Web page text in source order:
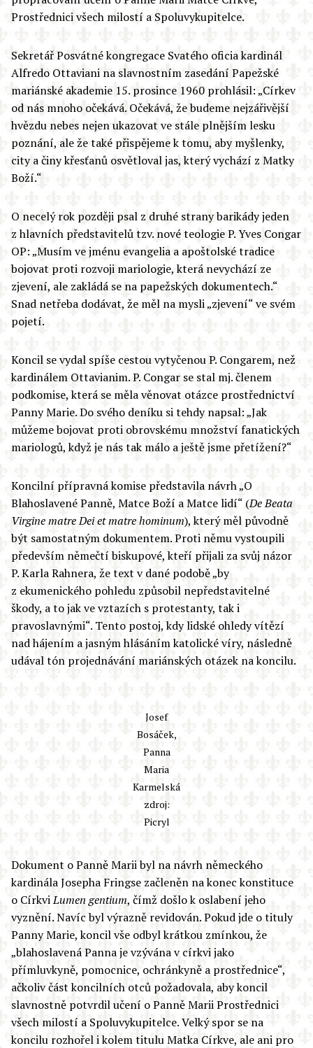
Prostřednici všech milostí a Spoluvykupitelce.
Sekretář Posvátné kongregace Svatého oficia kardinál
Alfredo Ottaviani na slavnostním zasedání Papežské
mariánské akademie 15. prosince 1960 prohlásil: „Církev
od nás mnoho očekává. Očekává, že budeme nejzářivější
hvězdu nebes nejen ukazovat ve stále plnějším lesku
poznání, ale že také přispějeme k tomu, aby myšlenky,
city a činy křesťanů osvětloval jas, který vychází z Matky
Boží.“
O necelý rok později psal z druhé strany barikády jeden
z hlavních představitelů tzv. nové teologie P. Yves Congar
OP: „Musím ve jménu evangelia a apoštolské tradice
bojovat proti rozvoji mariologie, která nevychází ze
zjevení, ale zakládá se na papežských dokumentech.“
Snad netřeba dodávat, že měl na mysli „zjevení“ ve svém
pojetí.
Koncil se vydal spíše cestou vytyčenou P. Congarem, než
kardinálem Ottavianim. P. Congar se stal mj. členem
podkomise, která se měla věnovat otázce prostřednictví
Panny Marie. Do svého deníku si tehdy napsal: „Jak
můžeme bojovat proti obrovskému množství fanatických
mariologů, když je nás tak málo a ještě jsme přetížení?“
Koncilní přípravná komise představila návrh „O
Blahoslavené Panně, Matce Boží a Matce lidí“ (De Beata
Virgine matre Dei et matre hominum), který měl původně
být samostatným dokumentem. Proti němu vystoupili
především němečtí biskupové, kteří přijali za svůj názor
P. Karla Rahnera, že text v dané podobě „by
z ekumenického pohledu způsobil nepředstavitelné
škody, a to jak ve vztazích s protestanty, tak i
pravoslavnými“. Tento postoj, kdy lidské ohledy vítězí
nad hájením a jasným hlásáním katolické víry, následně
udával tón projednávání mariánských otázek na koncilu.
Josef
Bosáček,
Panna
Maria
Karmelská
zdroj:
Picryl
Dokument o Panně Marii byl na návrh německého
kardinála Josepha Fringse začleněn na konec konstituce
o CírkviLumen gentium, čímž došlo k oslabení jeho
vyznění. Navíc byl výrazně revidován. Pokud jde o tituly
Panny Marie, koncil vše odbyl krátkou zmínkou, že
„blahoslavená Panna je vzývána v církvi jako
přímluvkyně, pomocnice, ochránkyně a prostřednice“,
ačkoliv část koncilních otců požadovala, aby koncil
slavnostně potvrdil učení o Panně Marii Prostřednici
všech milostí a Spoluvykupitelce. Velký spor se na
koncilu rozhořel i kolem titulu Matka Církve, ale ani pro